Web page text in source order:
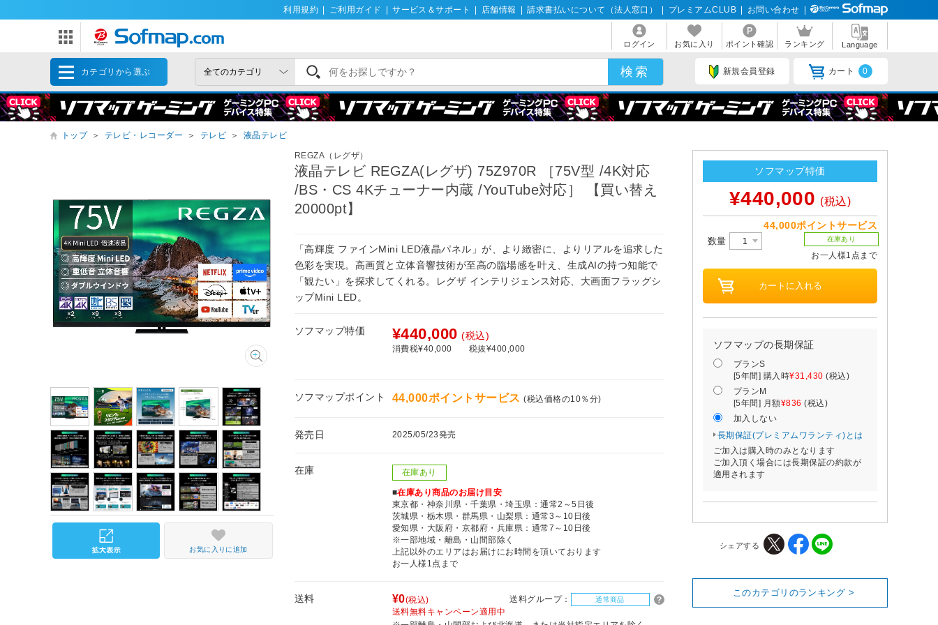
利用規約 ご利用ガイド サービス＆サポート 店舗情報 請求書払いについて（法人窓口） プレミアムCLUB お問い合わせ
ログイン お気に入り ポイント確認 ランキング Language
カテゴリから選ぶ 新規会員登録 カート 0
トップ ＞ テレビ・レコーダー ＞ テレビ ＞ 液晶テレビ
REGZA（レグザ）
液晶テレビ REGZA(レグザ) 75Z970R ［75V型 /4K対応
/BS・CS 4Kチューナー内蔵 /YouTube対応］ 【買い替え
20000pt】
「高輝度 ファインMini LED液晶パネル」が、より緻密に、よりリアルを追求した
色彩を実現。高画質と立体音響技術が至高の臨場感を叶え、生成AIの持つ知能で
「観たい」を探求してくれる。レグザ インテリジェンス対応、大画面フラッグシ
ップMini LED。
ソフマップ特価 ¥440,000 (税込)
消費税¥40,000 税抜¥400,000
ソフマップポイント 44,000ポイントサービス(税込価格の10％分)
発売日 2025/05/23発売
在庫 在庫あり
■在庫あり商品のお届け目安
東京都・神奈川県・千葉県・埼玉県：通常2～5日後
茨城県・栃木県・群馬県・山梨県：通常3～10日後
愛知県・大阪府・京都府・兵庫県：通常7～10日後
※一部地域・離島・山間部除く
上記以外のエリアはお届けにお時間を頂いております
お一人様1点まで
送料 ¥0(税込) 送料グループ： 通常商品
送料無料キャンペーン適用中
お気に入りに追加
ソフマップ特価
¥440,000 (税込)
44,000ポイントサービス
数量 在庫あり
お一人様1点まで
ソフマップの長期保証
プランS
[5年間] 購入時¥31,430 (税込)
プランM
[5年間] 月額¥836 (税込)
加入しない
長期保証(プレミアムワランティ)とは
ご加入は購入時のみとなります
ご加入頂く場合には長期保証の約款が
適用されます
シェアする
このカテゴリのランキング >